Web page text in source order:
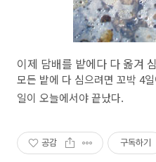
이제 담배를 밭에다 다 옮겨
모든 밭에 다 심으려면 꼬박 4
일이 오늘에서야 끝났다.
공감 구독하기